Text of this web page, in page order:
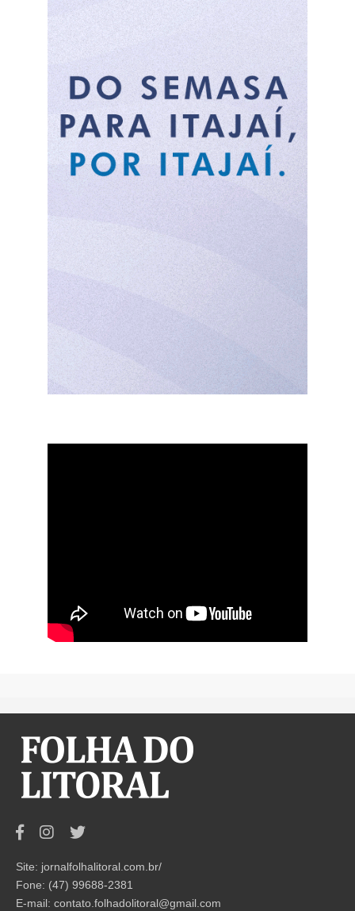
Site: jornalfolhalitoral.com.br/
Fone: (47) 99688-2381
E-mail: contato.folhadolitoral@gmail.com